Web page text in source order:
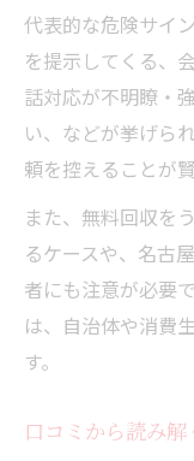
性
安全な不
め
トラブル
手順
信頼性の
環境配慮と
不用品を
する方法
代表的な危険サイ
を提示してくる、
話対応が不明瞭・
い、などが挙げら
頼を控えることが賢
また、無料回収を
るケースや、名古
者にも注意が必要
は、自治体や消費
す。
口コミから読み